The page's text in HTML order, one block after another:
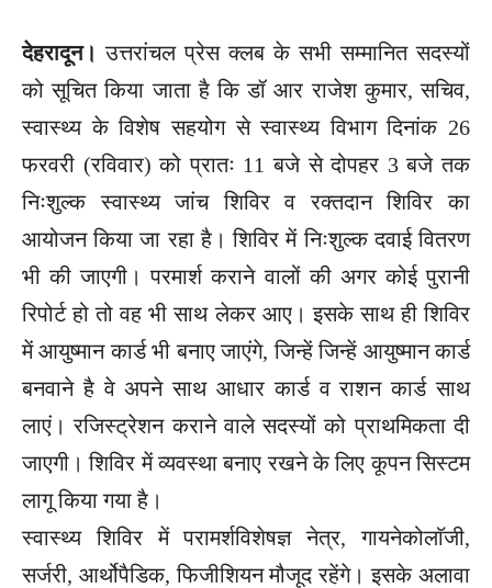
देहरादून। उत्तरांचल प्रेस क्लब के सभी सम्मानित सदस्यों
को सूचित किया जाता है कि डॉ आर राजेश कुमार, सचिव,
स्वास्थ्य के विशेष सहयोग से स्वास्थ्य विभाग दिनांक 26
फरवरी (रविवार) को प्रातः 11 बजे से दोपहर 3 बजे तक
निःशुल्क स्वास्थ्य जांच शिविर व रक्तदान शिविर का
आयोजन किया जा रहा है। शिविर में निःशुल्क दवाई वितरण
भी की जाएगी। परमार्श कराने वालों की अगर कोई पुरानी
रिपोर्ट हो तो वह भी साथ लेकर आए। इसके साथ ही शिविर
में आयुष्मान कार्ड भी बनाए जाएंगे, जिन्हें जिन्हें आयुष्मान कार्ड
बनवाने है वे अपने साथ आधार कार्ड व राशन कार्ड साथ
लाएं। रजिस्ट्रेशन कराने वाले सदस्यों को प्राथमिकता दी
जाएगी। शिविर में व्यवस्था बनाए रखने के लिए कूपन सिस्टम
लागू किया गया है।
स्वास्थ्य शिविर में परामर्शविशेषज्ञ नेत्र, गायनेकोलाॅजी,
सर्जरी, आर्थोपैडिक, फिजीशियन मौजूद रहेंगे। इसके अलावा